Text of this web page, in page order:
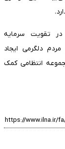
تقویت سرمایه
دلگرمی ایجاد
انتظامی کمک